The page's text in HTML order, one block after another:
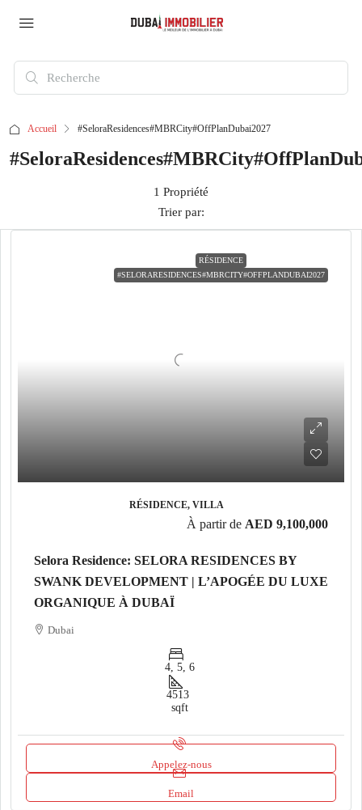
Accueil #SeloraResidences#MBRCity#OffPlanDubai2027
1 Propriété
Trier par:
RÉSIDENCE
#SELORARESIDENCES#MBRCITY#OFFPLANDUBAI2027
RÉSIDENCE, VILLA
À partir de AED 9,100,000
Selora Residence: SELORA RESIDENCES BY
SWANK DEVELOPMENT | L’APOGÉE DU LUXE
ORGANIQUE À DUBAÏ
Dubai
4, 5, 6
4513
sqft
Appelez-nous
Email